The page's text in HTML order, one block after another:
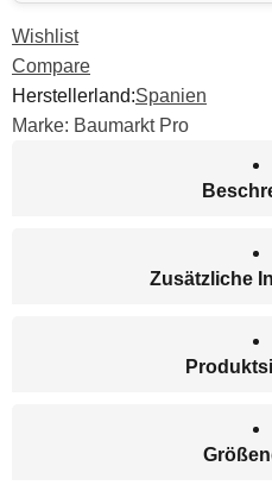
Wishlist
Compare
Herstellerland:Spanien
Marke: Baumarkt Pro
Zusätzliche